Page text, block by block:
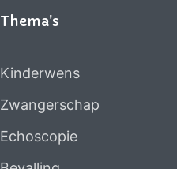
Thema's
Kinderwens
Zwangerschap
Echoscopie